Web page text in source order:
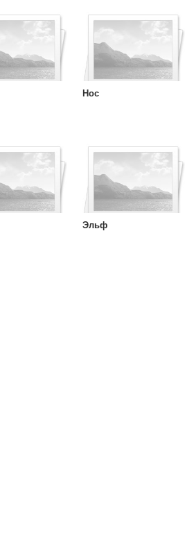
Нос
Эльф